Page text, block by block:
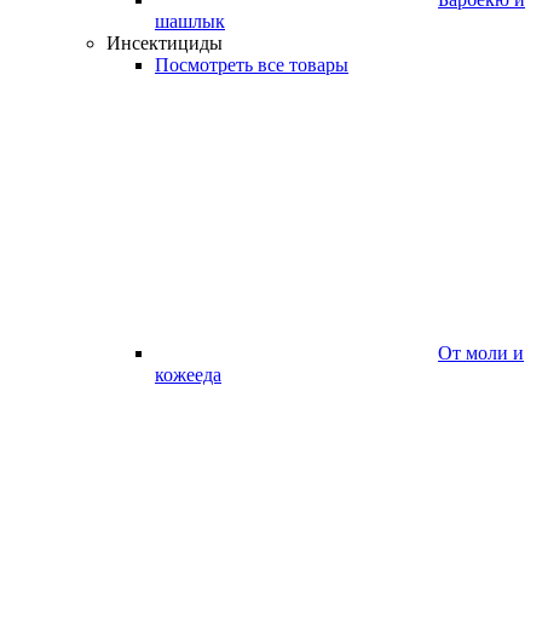
шашлык
Инсектициды
Посмотреть все товары
От моли и
кожееда